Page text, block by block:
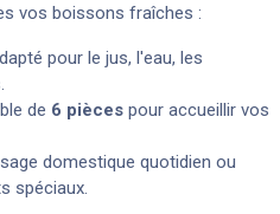
vos boissons fraîches :
pour le jus, l'eau, les
de 6 piècespour accueillir vos
domestique quotidien ou
spéciaux.